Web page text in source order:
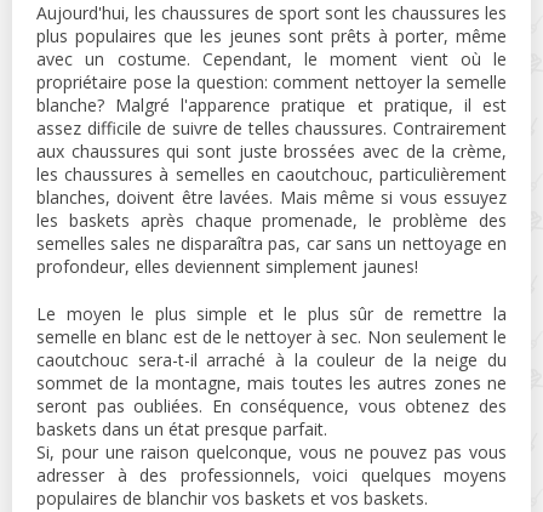
Aujourd'hui, les chaussures de sport sont les chaussures les
plus populaires que les jeunes sont prêts à porter, même
avec un costume. Cependant, le moment vient où le
propriétaire pose la question: comment nettoyer la semelle
blanche? Malgré l'apparence pratique et pratique, il est
assez difficile de suivre de telles chaussures. Contrairement
aux chaussures qui sont juste brossées avec de la crème,
les chaussures à semelles en caoutchouc, particulièrement
blanches, doivent être lavées. Mais même si vous essuyez
les baskets après chaque promenade, le problème des
semelles sales ne disparaîtra pas, car sans un nettoyage en
profondeur, elles deviennent simplement jaunes!
Le moyen le plus simple et le plus sûr de remettre la
semelle en blanc est de le nettoyer à sec. Non seulement le
caoutchouc sera-t-il arraché à la couleur de la neige du
sommet de la montagne, mais toutes les autres zones ne
seront pas oubliées. En conséquence, vous obtenez des
baskets dans un état presque parfait.
Si, pour une raison quelconque, vous ne pouvez pas vous
adresser à des professionnels, voici quelques moyens
populaires de blanchir vos baskets et vos baskets.